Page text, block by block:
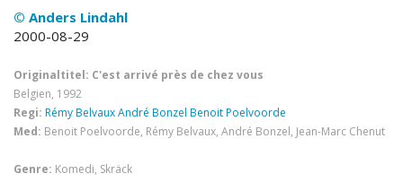
© Anders Lindahl
2000-08-29
Originaltitel: C'est arrivé près de chez vous
Belgien, 1992
Regi: Rémy BelvauxAndré Bonzel Benoit Poelvoorde
Med: Benoit Poelvoorde, Rémy Belvaux, André Bonzel, Jean-Marc Chenut
Genre: Komedi, Skräck